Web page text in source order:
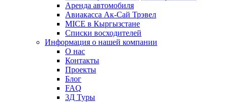
Аренда автомобиля
Авиакасса Ак-Сай Трэвел
MICE в Кыргызстане
Списки восходителей
Информация о нашей компании
О нас
Контакты
Проекты
Блог
FAQ
3Д Туры